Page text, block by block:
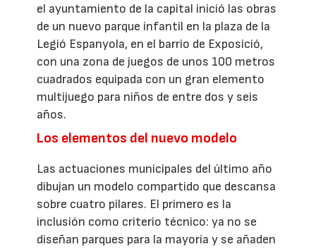
el ayuntamiento de la capital inició las obras
de un nuevo parque infantil en la plaza de la
Legió Espanyola, en el barrio de Exposició,
con una zona de juegos de unos 100 metros
cuadrados equipada con un gran elemento
multijuego para niños de entre dos y seis
años.
Los elementos del nuevo modelo
Las actuaciones municipales del último año
dibujan un modelo compartido que descansa
sobre cuatro pilares. El primero es la
inclusión como criterio técnico: ya no se
diseñan parques para la mayoría y se añaden